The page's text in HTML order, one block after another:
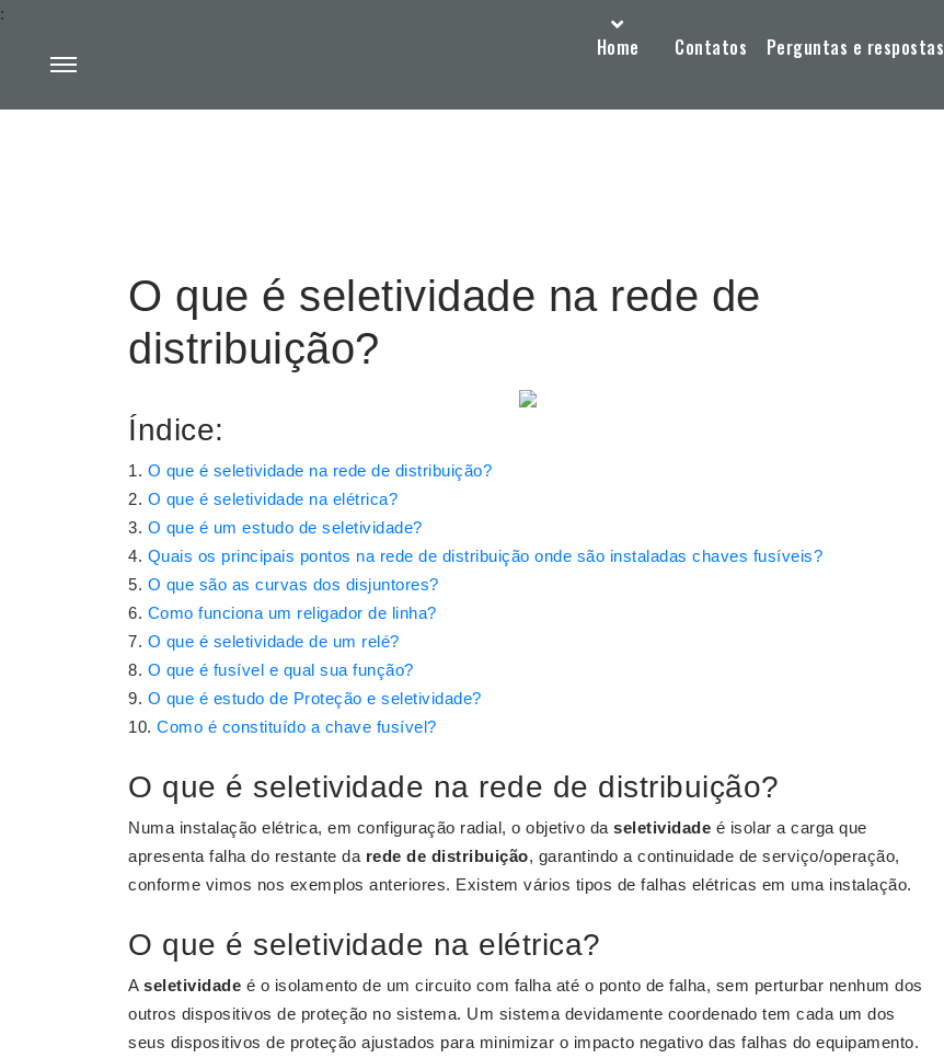
Home Contatos Perguntas e respostas
:
O que é seletividade na rede de
distribuição?
Índice:
O que é seletividade na rede de distribuição?
O que é seletividade na elétrica?
O que é um estudo de seletividade?
Quais os principais pontos na rede de distribuição onde são instaladas chaves fusíveis?
O que são as curvas dos disjuntores?
Como funciona um religador de linha?
O que é seletividade de um relé?
O que é fusível e qual sua função?
O que é estudo de Proteção e seletividade?
Como é constituído a chave fusível?
O que é seletividade na rede de distribuição?
Numa instalação elétrica, em configuração radial, o objetivo da seletividade é isolar a carga que
apresenta falha do restante da rede de distribuição, garantindo a continuidade de serviço/operação,
conforme vimos nos exemplos anteriores. Existem vários tipos de falhas elétricas em uma instalação.
O que é seletividade na elétrica?
A seletividade é o isolamento de um circuito com falha até o ponto de falha, sem perturbar nenhum dos
outros dispositivos de proteção no sistema. Um sistema devidamente coordenado tem cada um dos
seus dispositivos de proteção ajustados para minimizar o impacto negativo das falhas do equipamento.